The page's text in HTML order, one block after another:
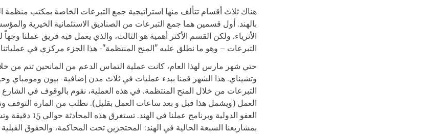
هناك ثلاث أقسام تتألف منها استراتيجية جمع التبرعات الخاصة بمكتب منظمة
بالهند. أول قسمين هما جمع التبرعات من الصناديق الاستئمانية الخيرية
الأثرياء. ولكن القسم الأكثر أهمية هو الثالث، والذي يعمل فيه فريق عملنا
التبرعات – وهو ما نطلق عليه "المنح المنتظمة"- هذا الجزء مركزي في
حتي شهر مارس لهذا العام، كانت عملية التماس الدعم من المانحين تتم من
وتشيناي. هذا الشهر قمنا ببدء عمليات في ثلاث مدن إضافية- بيون ومومباي
التبرعات من خلال المنح المنتظمة. في هذه العملية، نقوم بالوقوف في
العمل (ويشمل هذا قبل و بعد ساعات العمل بقليل). نطلب من المارة التوقف
العفو الدولية وبرنامج عملنا في
بمشاريعنا السبعة الحالية في الهند: المحتجزين تحت المحاكمة، والحقوق